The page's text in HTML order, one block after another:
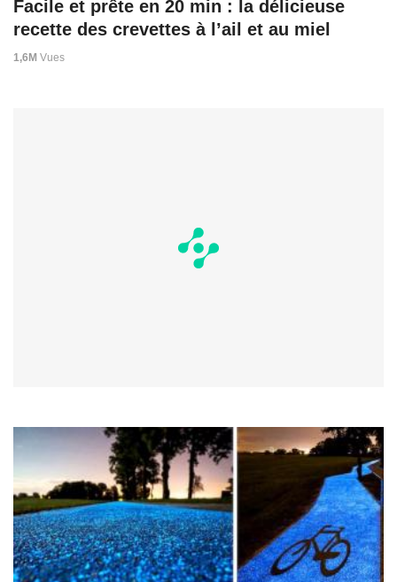
Facile et prête en 20 min : la délicieuse
recette des crevettes à l’ail et au miel
1,6M Vues